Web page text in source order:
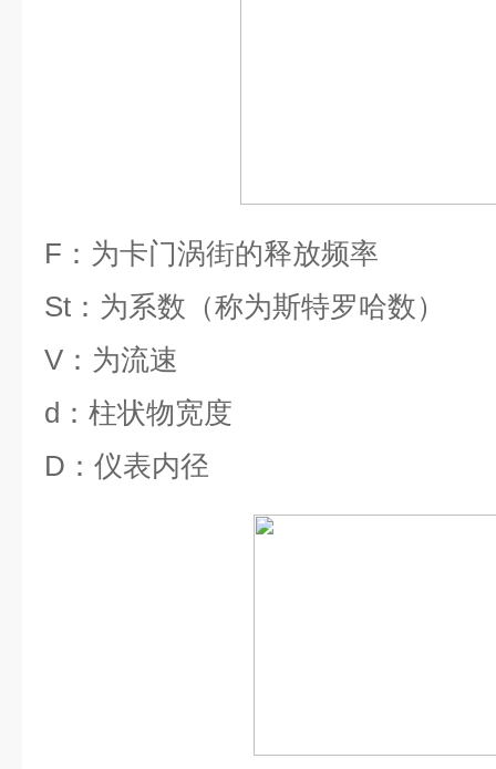
F ：为卡门涡街的释放频率
St ：为系数（称为斯特罗哈数）
V ：为流速
d ：柱状物宽度
D ：仪表内径